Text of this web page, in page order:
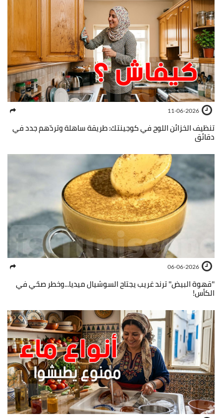
11-06-2026
تنظيف الخزائن اللوح في كوجينتك: طريقة ساهلة وتردّهم جدد في
دقائق
06-06-2026
''قهوة البيض'' ترند غريب يجتاح السوشيال ميديا...وخطر صحّي في
الكأس!